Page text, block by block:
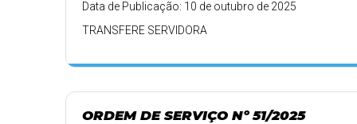
Data de Publicação: 10 de outubro de 2025
TRANSFERE SERVIDORA
ORDEM DE SERVIÇO Nº 51/2025